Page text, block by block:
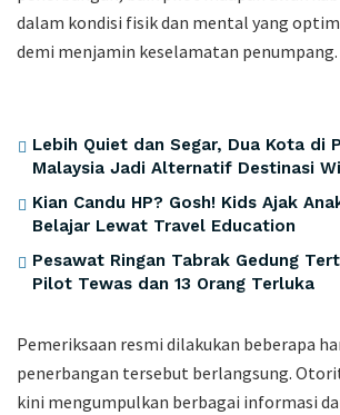
dalam kondisi fisik dan mental yang
demi menjamin keselamatan penumpang.
​Lebih Quiet dan Segar, Dua Kota di
Malaysia Jadi Alternatif Destinasi
Kian Candu HP? Gosh! Kids Ajak
Belajar Lewat Travel Education
Pesawat Ringan Tabrak Gedung
Pilot Tewas dan 13 Orang Terluka
Pemeriksaan resmi dilakukan beberapa
penerbangan tersebut berlangsung.
kini mengumpulkan berbagai informasi